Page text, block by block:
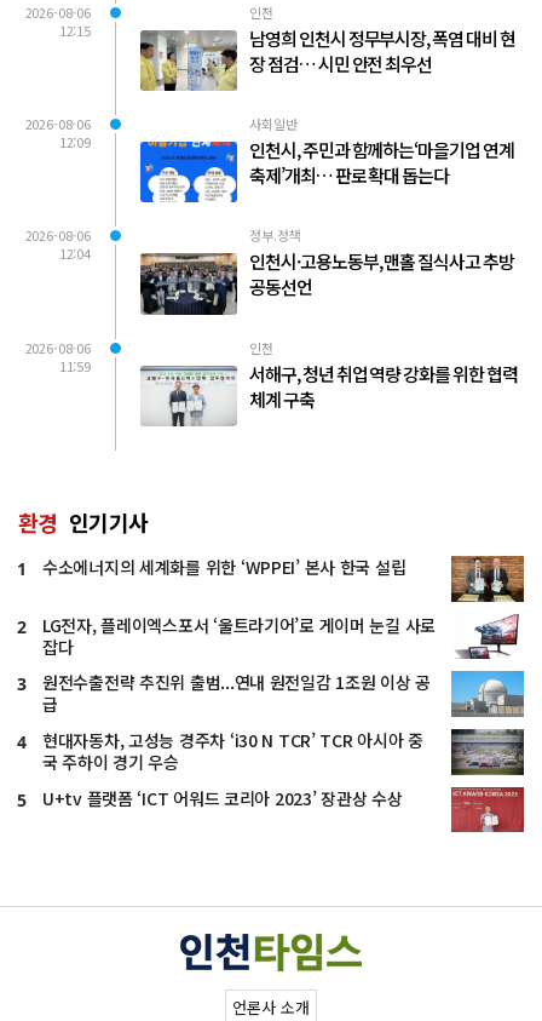
2026-08-06
12:15
인천
남영희 인천시 정무부시장, 폭염 대비 현
장 점검… 시민 안전 최우선
2026-08-06
12:09
사회일반
인천시, 주민과 함께하는‘마을기업 연계
축제’개최… 판로 확대 돕는다
2026-08-06
12:04
정부.정책
인천시·고용노동부, 맨홀 질식사고 추방
공동선언
2026-08-06
11:59
인천
서해구, 청년 취업 역량 강화를 위한 협력
체계 구축
환경 인기기사
1 수소에너지의 세계화를 위한 ‘WPPEI’ 본사 한국 설립
2
LG전자, 플레이엑스포서 ‘울트라기어’로 게이머 눈길 사로
잡다
3
원전수출전략 추진위 출범...연내 원전일감 1조원 이상 공
급
4
현대자동차, 고성능 경주차 ‘i30 N TCR’ TCR 아시아 중
국 주하이 경기 우승
5 U+tv 플랫폼 ‘ICT 어워드 코리아 2023’ 장관상 수상
언론사 소개